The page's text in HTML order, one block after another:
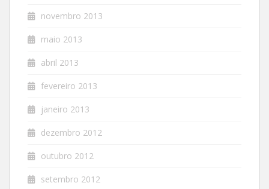
novembro 2013
maio 2013
abril 2013
fevereiro 2013
janeiro 2013
dezembro 2012
outubro 2012
setembro 2012